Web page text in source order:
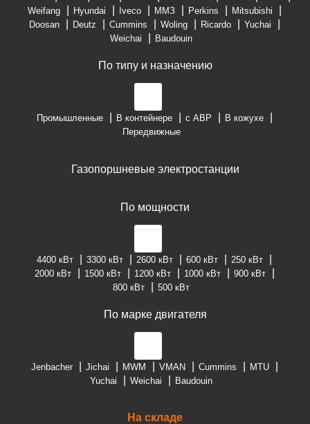
Weifang
Hyundai Iveco ММЗ Perkins
Mitsubishi
Doosan
Deutz Cummins Woling Ricardo
Yuchai
Weichai
Baudouin
По типу и назначению
Промышленные В контейнере с АВР
В кожухе
Передвижные
Газопоршневые электростанции
По мощности
4400 кВт 3300 кВт 2600 кВт 600 кВт
250 кВт
2000 кВт
1500 кВт 1200 кВт 1000 кВт
900 кВт
800 кВт
500 кВт
По марке двигателя
Jenbacher Jichai MWM VMAN Cummins
MTU
Yuchai
Weichai Baudouin
На складе